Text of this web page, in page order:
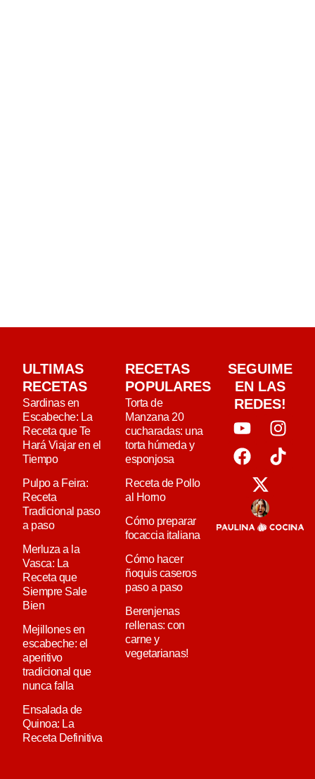
ULTIMAS
RECETAS
Sardinas en
Escabeche: La
Receta que Te
Hará Viajar en el
Tiempo
Pulpo a Feira:
Receta
Tradicional paso
a paso
Merluza a la
Vasca: La
Receta que
Siempre Sale
Bien
Mejillones en
escabeche: el
aperitivo
tradicional que
nunca falla
Ensalada de
Quinoa: La
Receta Definitiva
RECETAS
POPULARES
Torta de
Manzana 20
cucharadas: una
torta húmeda y
esponjosa
Receta de Pollo
al Horno
Cómo preparar
focaccia italiana
Cómo hacer
ñoquis caseros
paso a paso
Berenjenas
rellenas: con
carne y
vegetarianas!
SEGUIME
EN LAS
REDES!